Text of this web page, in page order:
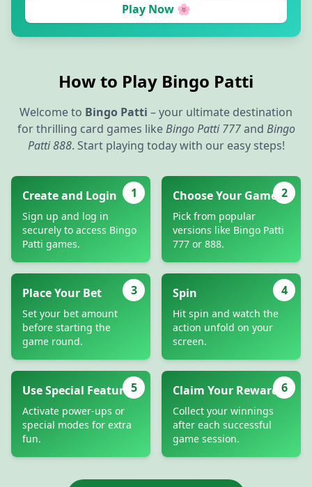
Play Now 🌸
How to Play Bingo Patti
Welcome to Bingo Patti – your ultimate destination
for thrilling card games likeBingo Patti 777and Bingo
Patti 888. Start playing today with our easy steps!
1
Create and Login
Sign up and log in
securely to access Bingo
Patti games.
2
Choose Your Game
Pick from popular
versions like Bingo Patti
777 or 888.
3
Place Your Bet
Set your bet amount
before starting the
game round.
4
Spin
Hit spin and watch the
action unfold on your
screen.
5
Use Special Features
Activate power-ups or
special modes for extra
fun.
6
Claim Your Rewards
Collect your winnings
after each successful
game session.